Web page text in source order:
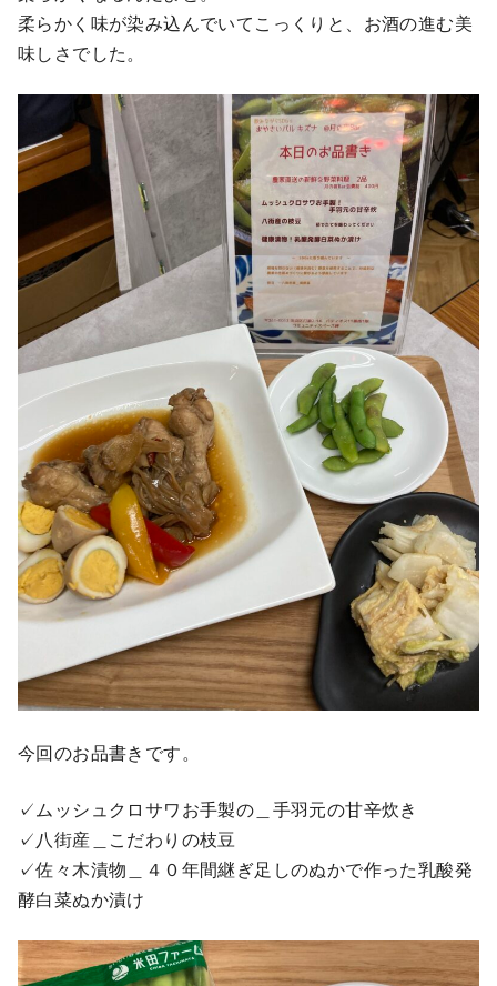
柔らかく味が染み込んでいてこっくりと、お酒の進む美
味しさでした。
今回のお品書きです。
✓ムッシュクロサワお手製の＿手羽元の甘辛炊き
✓八街産＿こだわりの枝豆
✓佐々木漬物＿４０年間継ぎ足しのぬかで作った乳酸発
酵白菜ぬか漬け